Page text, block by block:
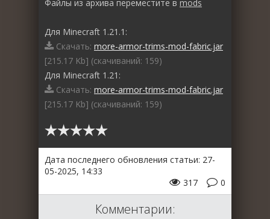
Файлы из архива переместите в mods
Для Minecraft 1.21.1:
Скачать: more-armor-trims-mod-fabric.jar
[215.17 Kb] (cкачиваний: 159)
Для Minecraft 1.21:
Скачать: more-armor-trims-mod-fabric.jar
[215.17 Kb] (cкачиваний: 159)
Дата последнего обновления статьи: 27-
05-2025, 14:33
0
317
Комментарии: